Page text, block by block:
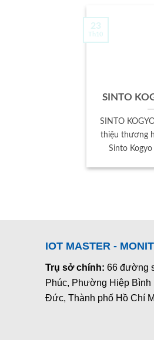
SINTO
SINTO
thiệu thương
Sinto Kogyo
23
Th10
IOT MASTER -
Trụ sở chính: 66 đường
Phúc, Phường Hiệp
Đức, Thành phố Hồ Chí